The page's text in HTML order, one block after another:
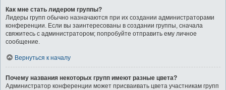
Как мне стать лидером группы?
Лидеры групп обычно назначаются при их создании администраторами
конференции. Если вы заинтересованы в создании группы, сначала
свяжитесь с администратором; попробуйте отправить ему личное
сообщение.
Вернуться к началу
Почему названия некоторых групп имеют разные цвета?
Администратор конференции может присваивать цвета участникам групп